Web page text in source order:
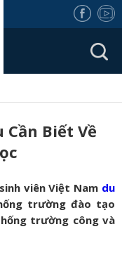
Biết Về
viên Việt Nam du
trường đào tạo
trường công và